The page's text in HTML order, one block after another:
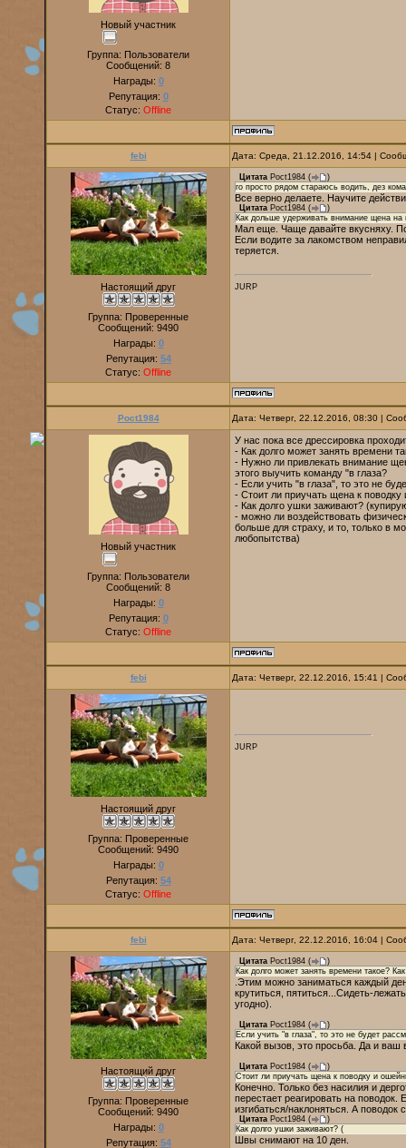
Новый участник
Группа: Пользователи
Сообщений: 8
Награды: 0
Репутация: 0
Статус: Offline
febi Дата: Среда, 21.12.2016, 14:54 |
Настоящий друг
Группа: Проверенные
Сообщений: 9490
Награды: 0
Репутация: 54
Статус: Offline
Цитата Poct1984 (
)
го просто рядом стараюсь водить, дез
Все верно делаете. Научите
Цитата Poct1984 (
)
Как дольше удерживать внимание щена на
Мал еще. Чаще давайте вкусняху.
Если водите за лакомством
теряется.
JURP
Poct1984 Дата: Четверг, 22.12.2016, 08:30 |
Новый участник
Группа: Пользователи
Сообщений: 8
Награды: 0
Репутация: 0
Статус: Offline
У нас пока все дрессировка
- Как долго может занять времени
- Нужно ли привлекать внимание
этого выучить команду "в глаза?
- Если учить "в глаза", то это не
- Стоит ли приучать щена к
- Как долго ушки заживают?
- можно ли воздействовать
больше для страху, и то, только в
любопытства)
febi Дата: Четверг, 22.12.2016, 15:41 |
Настоящий друг
Группа: Проверенные
Сообщений: 9490
Награды: 0
Репутация: 54
Статус: Offline
JURP
febi Дата: Четверг, 22.12.2016, 16:04 |
Настоящий друг
Группа: Проверенные
Сообщений: 9490
Награды: 0
Репутация: 54
Цитата Poct1984 (
)
Как долго может занять времени такое?
.Этим можно заниматься каждый
крутиться, пятиться...Сидеть-
угодно).
Цитата Poct1984 (
)
Если учить "в глаза", то это не будет
Какой вызов, это просьба. Да и ваш
Цитата Poct1984 (
)
Стоит ли приучать щена к поводку и
Конечно. Только без насилия и
перестает реагировать на
изгибаться/наклоняться. А
Цитата Poct1984 (
)
Как долго ушки заживают? (
Швы снимают на 10 ден.